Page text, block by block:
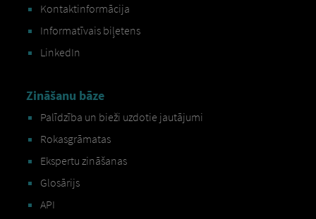
Kontaktinformācija
Informatīvais biļetens
LinkedIn
Zināšanu bāze
Palīdzība un bieži uzdotie jautājumi
Rokasgrāmatas
Ekspertu zināšanas
Glosārijs
API